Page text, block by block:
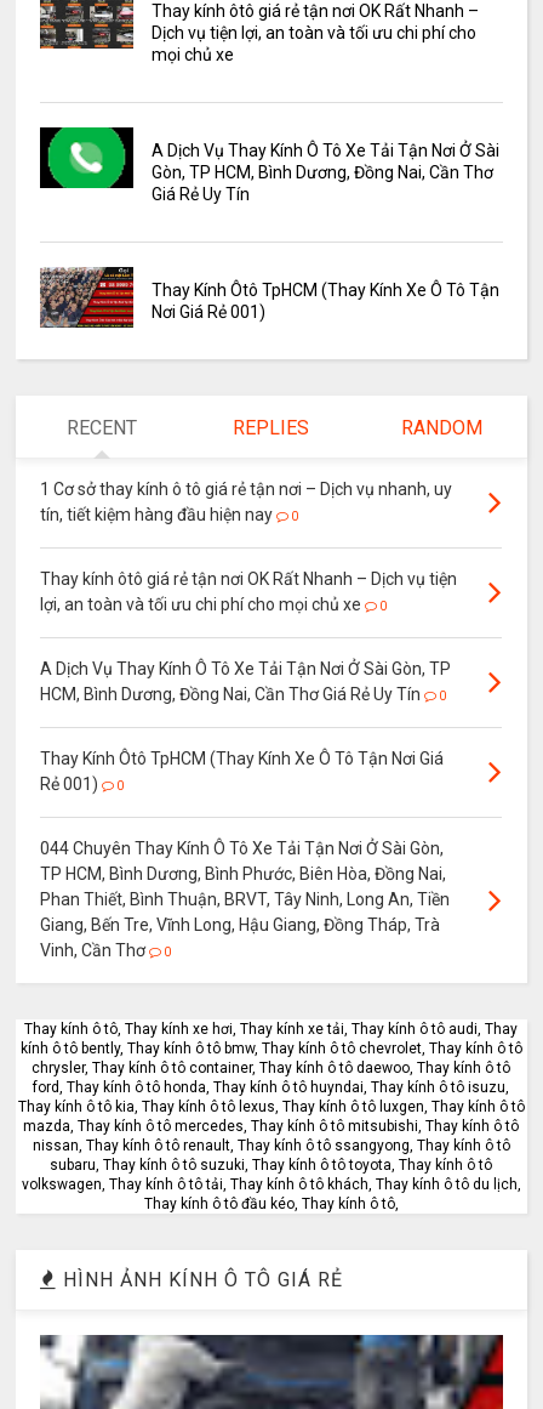
Thay kính ôtô giá rẻ tận nơi OK Rất Nhanh –
Dịch vụ tiện lợi, an toàn và tối ưu chi phí cho
mọi chủ xe
A Dịch Vụ Thay Kính Ô Tô Xe Tải Tận Nơi Ở Sài
Gòn, TP HCM, Bình Dương, Đồng Nai, Cần Thơ
Giá Rẻ Uy Tín
Thay Kính Ôtô TpHCM (Thay Kính Xe Ô Tô Tận
Nơi Giá Rẻ 001)
RECENT REPLIES RANDOM
1 Cơ sở thay kính ô tô giá rẻ tận nơi – Dịch vụ nhanh, uy
tín, tiết kiệm hàng đầu hiện nay
0
Thay kính ôtô giá rẻ tận nơi OK Rất Nhanh – Dịch vụ tiện
lợi, an toàn và tối ưu chi phí cho mọi chủ xe
0
A Dịch Vụ Thay Kính Ô Tô Xe Tải Tận Nơi Ở Sài Gòn, TP
HCM, Bình Dương, Đồng Nai, Cần Thơ Giá Rẻ Uy Tín
0
Thay Kính Ôtô TpHCM (Thay Kính Xe Ô Tô Tận Nơi Giá
Rẻ 001)
0
044 Chuyên Thay Kính Ô Tô Xe Tải Tận Nơi Ở Sài Gòn,
TP HCM, Bình Dương, Bình Phước, Biên Hòa, Đồng Nai,
Phan Thiết, Bình Thuận, BRVT, Tây Ninh, Long An, Tiền
Giang, Bến Tre, Vĩnh Long, Hậu Giang, Đồng Tháp, Trà
Vinh, Cần Thơ
0
Thay kính ô tô, Thay kính xe hơi, Thay kính xe tải, Thay kính ô tô audi, Thay
kính ô tô bently, Thay kính ô tô bmw, Thay kính ô tô chevrolet, Thay kính ô tô
chrysler, Thay kính ô tô container, Thay kính ô tô daewoo, Thay kính ô tô
ford, Thay kính ô tô honda, Thay kính ô tô huyndai, Thay kính ô tô isuzu,
Thay kính ô tô kia, Thay kính ô tô lexus, Thay kính ô tô luxgen, Thay kính ô tô
mazda, Thay kính ô tô mercedes, Thay kính ô tô mitsubishi, Thay kính ô tô
nissan, Thay kính ô tô renault, Thay kính ô tô ssangyong, Thay kính ô tô
subaru, Thay kính ô tô suzuki, Thay kính ô tô toyota, Thay kính ô tô
volkswagen, Thay kính ô tô tải, Thay kính ô tô khách, Thay kính ô tô du lịch,
Thay kính ô tô đầu kéo, Thay kính ô tô,
HÌNH ẢNH KÍNH Ô TÔ GIÁ RẺ